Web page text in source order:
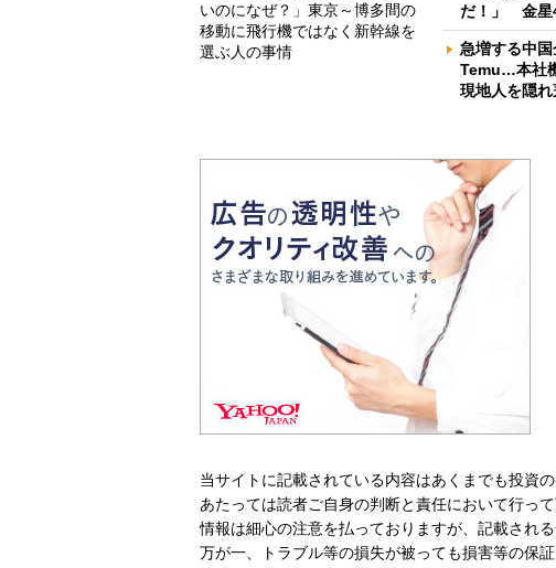
いのになぜ？」東京～博多間の
移動に飛行機ではなく新幹線を
選ぶ人の事情
だ！」 金星
急増する中
Temu…本社
現地人を隠
当サイトに記載されている内容はあくまでも投資
あたっては読者ご自身の判断と責任において行っ
情報は細心の注意を払っておりますが、記載され
万が一、トラブル等の損失が被っても損害等の保